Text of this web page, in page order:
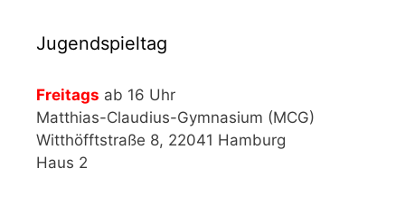
Jugendspieltag
Freitags ab 16 Uhr
Matthias-Claudius-Gymnasium (MCG)
Witthöfftstraße 8, 22041 Hamburg
Haus 2